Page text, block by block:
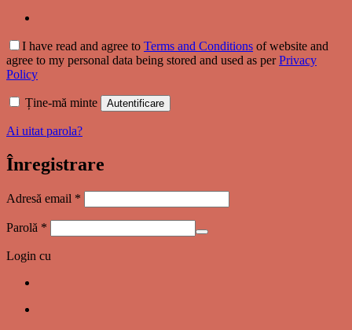
I have read and agree to Terms and Conditions of website and
agree to my personal data being stored and used as perPrivacy
Policy
Ține-mă minte Autentificare
Ai uitat parola?
Înregistrare
Adresă email *
Parolă *
Login cu